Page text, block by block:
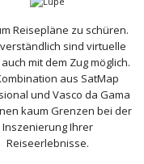
Reisepläne zu schüren.
sind virtuelle
mit dem Zug möglich.
aus SatMap
und Vasco da Gama
kaum Grenzen bei der
Inszenierung Ihrer
Reiseerlebnisse.